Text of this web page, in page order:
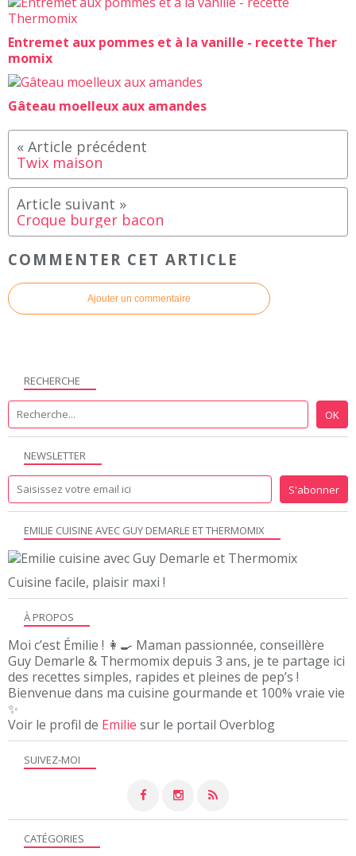
Entremet aux pommes et à la vanille - recette Ther
momix
Gâteau moelleux aux amandes
Twix maison
Croque burger bacon
COMMENTER CET ARTICLE
Ajouter un commentaire
NEWSLETTER
SUIVEZ-MOI
RECHERCHE
EMILIE CUISINE AVEC GUY DEMARLE ET THERMOMIX
Cuisine facile, plaisir maxi !
À PROPOS
Moi c’est Émilie ! 👩‍🍳 Maman passionnée, conseillère
Guy Demarle & Thermomix depuis 3 ans, je te partage ici
des recettes simples, rapides et pleines de pep’s !
Bienvenue dans ma cuisine gourmande et 100% vraie vie
✨
Voir le profil de Emilie sur le portail Overblog
CATÉGORIES